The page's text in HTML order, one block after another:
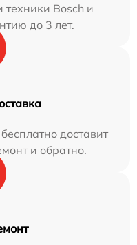
техники Bosch и
до 3 лет.
доставит
и обратно.